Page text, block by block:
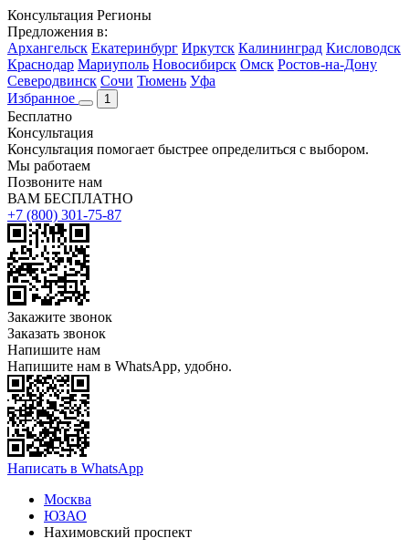
Консультация Регионы
Предложения в:
Архангельск Екатеринбург Иркутск Калининград Кисловодск
Краснодар Мариуполь Новосибирск Омск Ростов-на-Дону
Северодвинск Сочи Тюмень Уфа
Избранное
1
Бесплатно
Консультация
Консультация помогает быстрее определиться с выбором.
Мы работаем
Позвоните нам
ВАМ БЕСПЛАТНО
+7 (800) 301-75-87
Закажите звонок
Заказать звонок
Напишите нам
Напишите нам в WhatsApp, удобно.
Написать в WhatsApp
Москва
ЮЗАО
Нахимовский проспект